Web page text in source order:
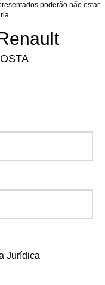
poderão não estar
Jurídica